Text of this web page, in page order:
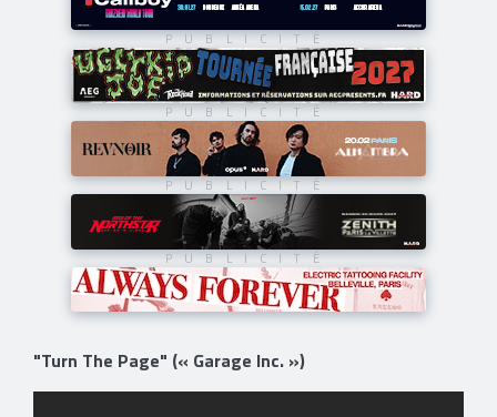
"Turn The Page" (« Garage Inc. »)